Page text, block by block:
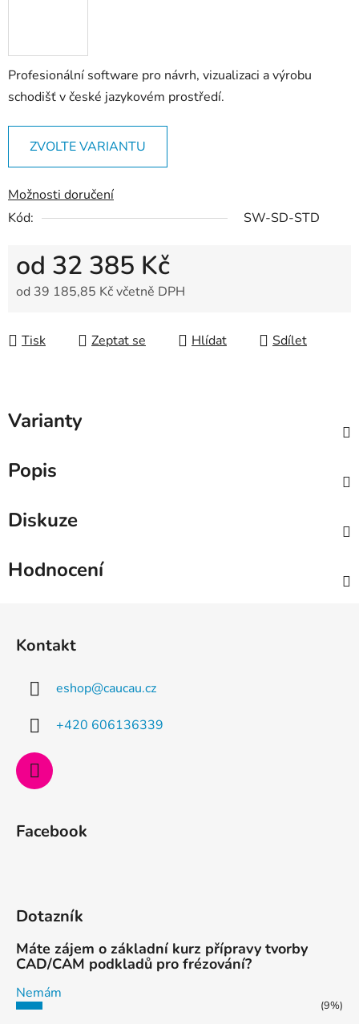
Profesionální software pro návrh, vizualizaci a výrobu
schodišť v české jazykovém prostředí.
ZVOLTE VARIANTU
Možnosti doručení
Kód:
SW-SD-STD
od 32 385 Kč
od 39 185,85 Kčvčetně DPH
Tisk
Zeptat se Hlídat Sdílet
Varianty
Popis
Diskuze
Hodnocení
Kontakt
eshop@caucau.cz
+420 606136339
Facebook
Dotazník
Máte zájem o základní kurz přípravy tvorby
CAD/CAM podkladů pro frézování?
Nemám
(9%)